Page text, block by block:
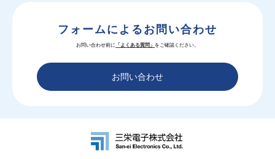
フォームによるお問い合わせ
お問い合わせ前に 「よくある質問」 をご確認ください。
お問い合わせ